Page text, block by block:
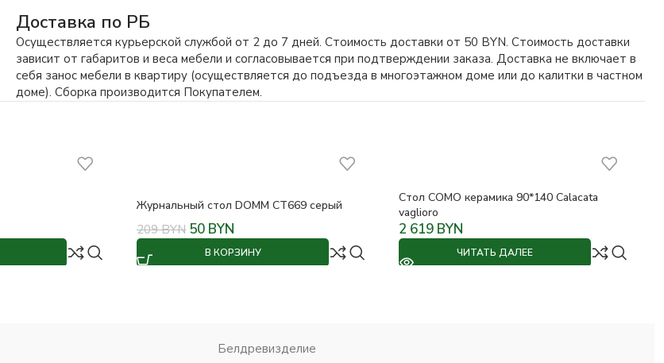
Доставка по РБ
Осуществляется курьерской службой от 2 до 7 дней. Стоимость доставки от 50 BYN. Стоимость доставки
зависит от габаритов и веса мебели и согласовывается при подтверждении заказа. Доставка не включает в
себя занос мебели в квартиру (осуществляется до подъезда в многоэтажном доме или до калитки в частном
доме). Сборка производится Покупателем.
Журнальный стол DOMM CT669 серый
209BYN 50 BYN
В КОРЗИНУ
Стол COMO керамика 90*140 Calacata
vaglioro
2 619 BYN
ЧИТАТЬ ДАЛЕЕ
Белдревизделие